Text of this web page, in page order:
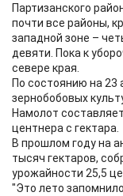
Партизанского
почти все районы,
западной зоне –
девяти. Пока к
севере края.
По состоянию на 23
зернобобовых
Намолот
центнера с гектара.
В прошлом году на
тысяч гектаров,
урожайности 25,5
"Это лето